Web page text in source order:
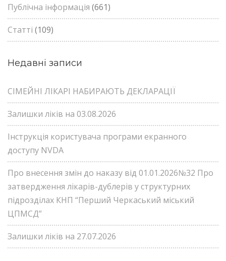
Публічна інформація (661)
Статті (109)
Недавні записи
СІМЕЙНІ ЛІКАРІ НАБИРАЮТЬ ДЕКЛАРАЦІЇ
Залишки ліків на 03.08.2026
Інструкція користувача програми екранного
доступу NVDA
Про внесення змін до наказу від 01.01.2026№32 Про
затвердження лікарів-дублерів у структурних
підрозділах КНП “Перший Черкаський міський
ЦПМСД”
Залишки ліків на 27.07.2026